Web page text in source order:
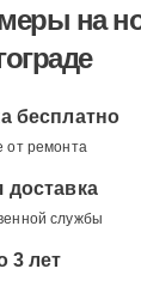
на
бесплатно
от ремонта
доставка
службы
3 лет